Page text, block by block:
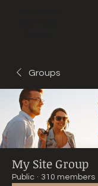
Groups
My Site Group
Public · 310 members